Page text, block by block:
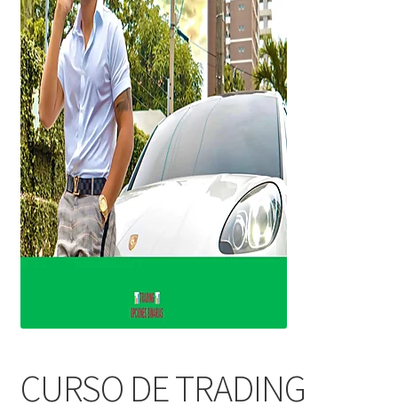
CONTACTO
CURSO DE TRADING